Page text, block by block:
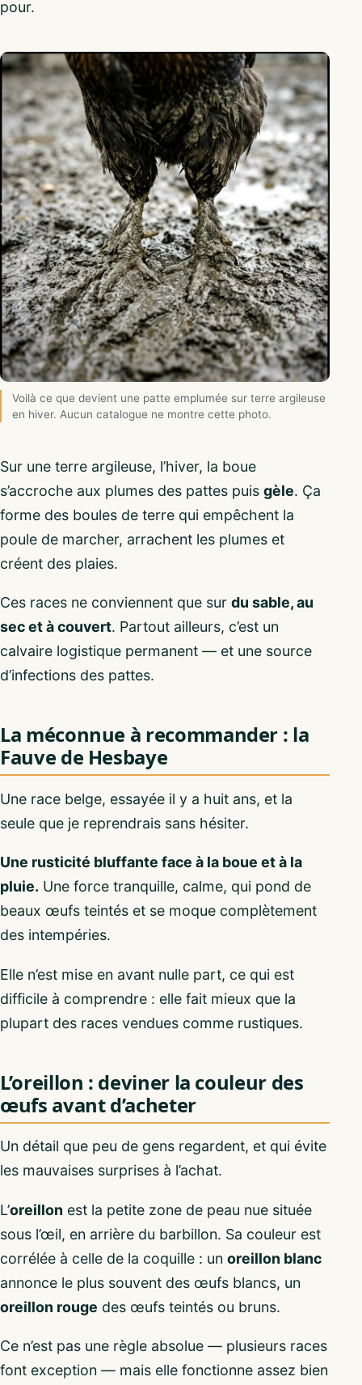
pour.
Voilà ce que devient une patte emplumée sur terre argileuse
en hiver. Aucun catalogue ne montre cette photo.
Sur une terre argileuse, l’hiver, la boue
s’accroche aux plumes des pattes puis gèle. Ça
forme des boules de terre qui empêchent la
poule de marcher, arrachent les plumes et
créent des plaies.
Ces races ne conviennent que sur du sable, au
sec et à couvert. Partout ailleurs, c’est un
calvaire logistique permanent — et une source
d’infections des pattes.
La méconnue à recommander : la
Fauve de Hesbaye
Une race belge, essayée il y a huit ans, et la
seule que je reprendrais sans hésiter.
Une rusticité bluffante face à la boue et à la
pluie. Une force tranquille, calme, qui pond de
beaux œufs teintés et se moque complètement
des intempéries.
Elle n’est mise en avant nulle part, ce qui est
difficile à comprendre : elle fait mieux que la
plupart des races vendues comme rustiques.
L’oreillon : deviner la couleur des
œufs avant d’acheter
Un détail que peu de gens regardent, et qui évite
les mauvaises surprises à l’achat.
L’oreillon est la petite zone de peau nue située
sous l’œil, en arrière du barbillon. Sa couleur est
corrélée à celle de la coquille : un oreillon blanc
annonce le plus souvent des œufs blancs, un
oreillon rouge des œufs teintés ou bruns.
Ce n’est pas une règle absolue — plusieurs races
font exception — mais elle fonctionne assez bien